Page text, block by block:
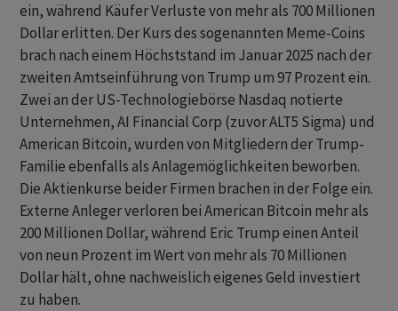
ein, während Käufer Verluste von mehr als ​700 Millionen
Dollar erlitten. Der Kurs des sogenannten Meme-Coins
brach nach einem ​Höchststand im Januar 2025 nach der
zweiten Amtseinführung von Trump um 97 Prozent ein.
Zwei an der US-Technologiebörse Nasdaq notierte
Unternehmen, AI Financial Corp (zuvor ALT5 ‌Sigma) und
American Bitcoin, wurden von Mitgliedern der Trump-
Familie ebenfalls als Anlagemöglichkeiten beworben.
Die Aktienkurse beider Firmen brachen in der Folge ein.
Externe Anleger verloren bei American Bitcoin mehr als
200 Millionen Dollar, während Eric Trump einen Anteil
von neun Prozent im ​Wert von ​mehr als 70 Millionen
Dollar hält, ohne nachweislich eigenes Geld ⁠investiert
zu haben.